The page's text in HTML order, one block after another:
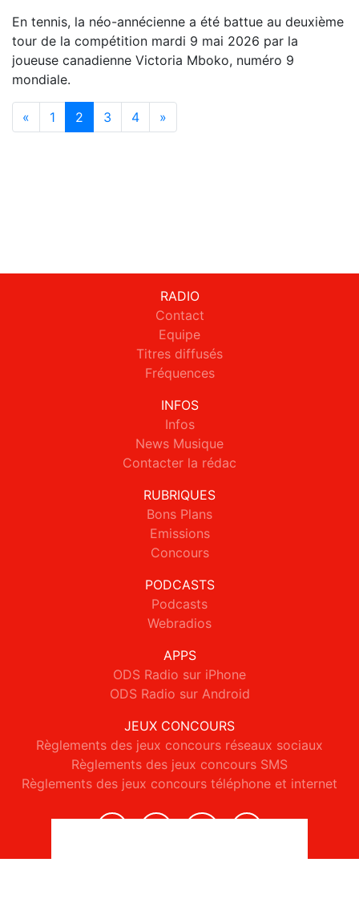
En tennis, la néo-annécienne a été battue au deuxième
tour de la compétition mardi 9 mai 2026 par la
joueuse canadienne Victoria Mboko, numéro 9
mondiale.
« 1 2 (current)
3 4 »
RADIO
Contact
Equipe
Titres diffusés
Fréquences
INFOS
Infos
News Musique
Contacter la rédac
RUBRIQUES
Bons Plans
Emissions
Concours
PODCASTS
Podcasts
Webradios
APPS
ODS Radio sur iPhone
ODS Radio sur Android
JEUX CONCOURS
Règlements des jeux concours réseaux sociaux
Règlements des jeux concours SMS
Règlements des jeux concours téléphone et internet